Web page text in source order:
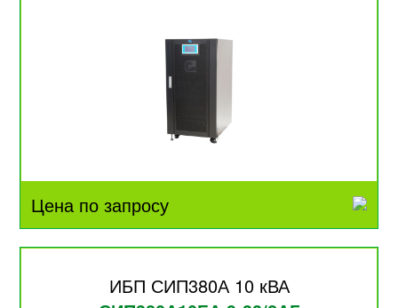
Цена по запросу
ИБП СИП380А 10 кВА